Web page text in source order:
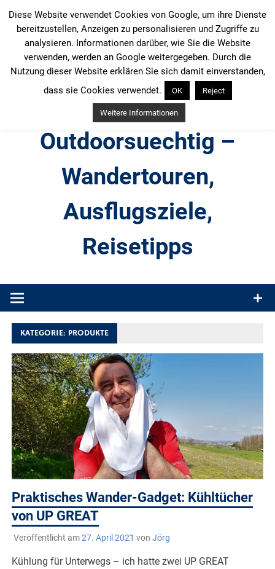
Inhalt
springen
Outdoorsuechtig –
Wandertouren,
Ausflugsziele,
Reisetipps
Produkttests und Buchrezensionen. Ein Blog für alle, die gern
KATEGORIE: PRODUKTE
Praktisches Wander-Gadget: Kühltücher
von UP GREAT
Veröffentlicht am27. April 2021 von Jörg
Kühlung für Unterwegs – ich hatte zwei UP GREAT
Diese Website verwendet Cookies von Google, um ihre Dienste
bereitzustellen, Anzeigen zu personalisieren und Zugriffe zu
analysieren. Informationen darüber, wie Sie die Website
verwenden, werden an Google weitergegeben. Durch die
Nutzung dieser Website erklären Sie sich damit einverstanden,
dass sie Cookies verwendet.
OK Reject
Weitere Informationen